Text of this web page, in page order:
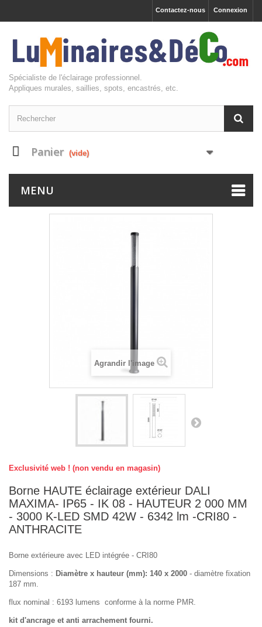
Connexion
Contactez-nous
Spécialiste de l'éclairage professionnel.
Appliques murales, saillies, spots, encastrés, etc.
Panier (vide)
MENU
Agrandir l'image
Exclusivité web ! (non vendu en magasin)
Borne HAUTE éclairage extérieur DALI
MAXIMA- IP65 - IK 08 - HAUTEUR 2 000 MM
- 3000 K-LED SMD 42W - 6342 lm -CRI80 -
ANTHRACITE
Borne extérieure avec LED intégrée - CRI80
Dimensions : Diamètre x hauteur (mm): 140 x 2000 - diamètre fixation
187 mm.
flux nominal : 6193 lumens conforme à la norme PMR.
kit d'ancrage et anti arrachement fourni.